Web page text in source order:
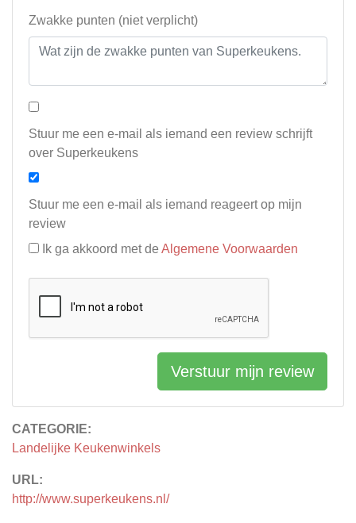
CATEGORIE:
Landelijke Keukenwinkels
URL:
http://www.superkeukens.nl/
Zwakke punten (niet verplicht)
Stuur me een e-mail als iemand een review schrijft
over Superkeukens
Stuur me een e-mail als iemand reageert op mijn
review
Ik ga akkoord met de Algemene Voorwaarden
Verstuur mijn review